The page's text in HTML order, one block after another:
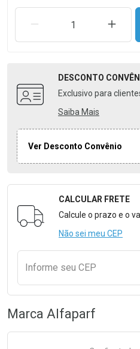
REMOVER UMA UNIDADE
DESCONTO
Exclusivo para
Saiba Mais
Ver Desconto Convênio
Formulário para
CALCULAR FRETE
Calcule o prazo e o
Não sei meu CEP
Informe seu CEP
Marca Alfaparf